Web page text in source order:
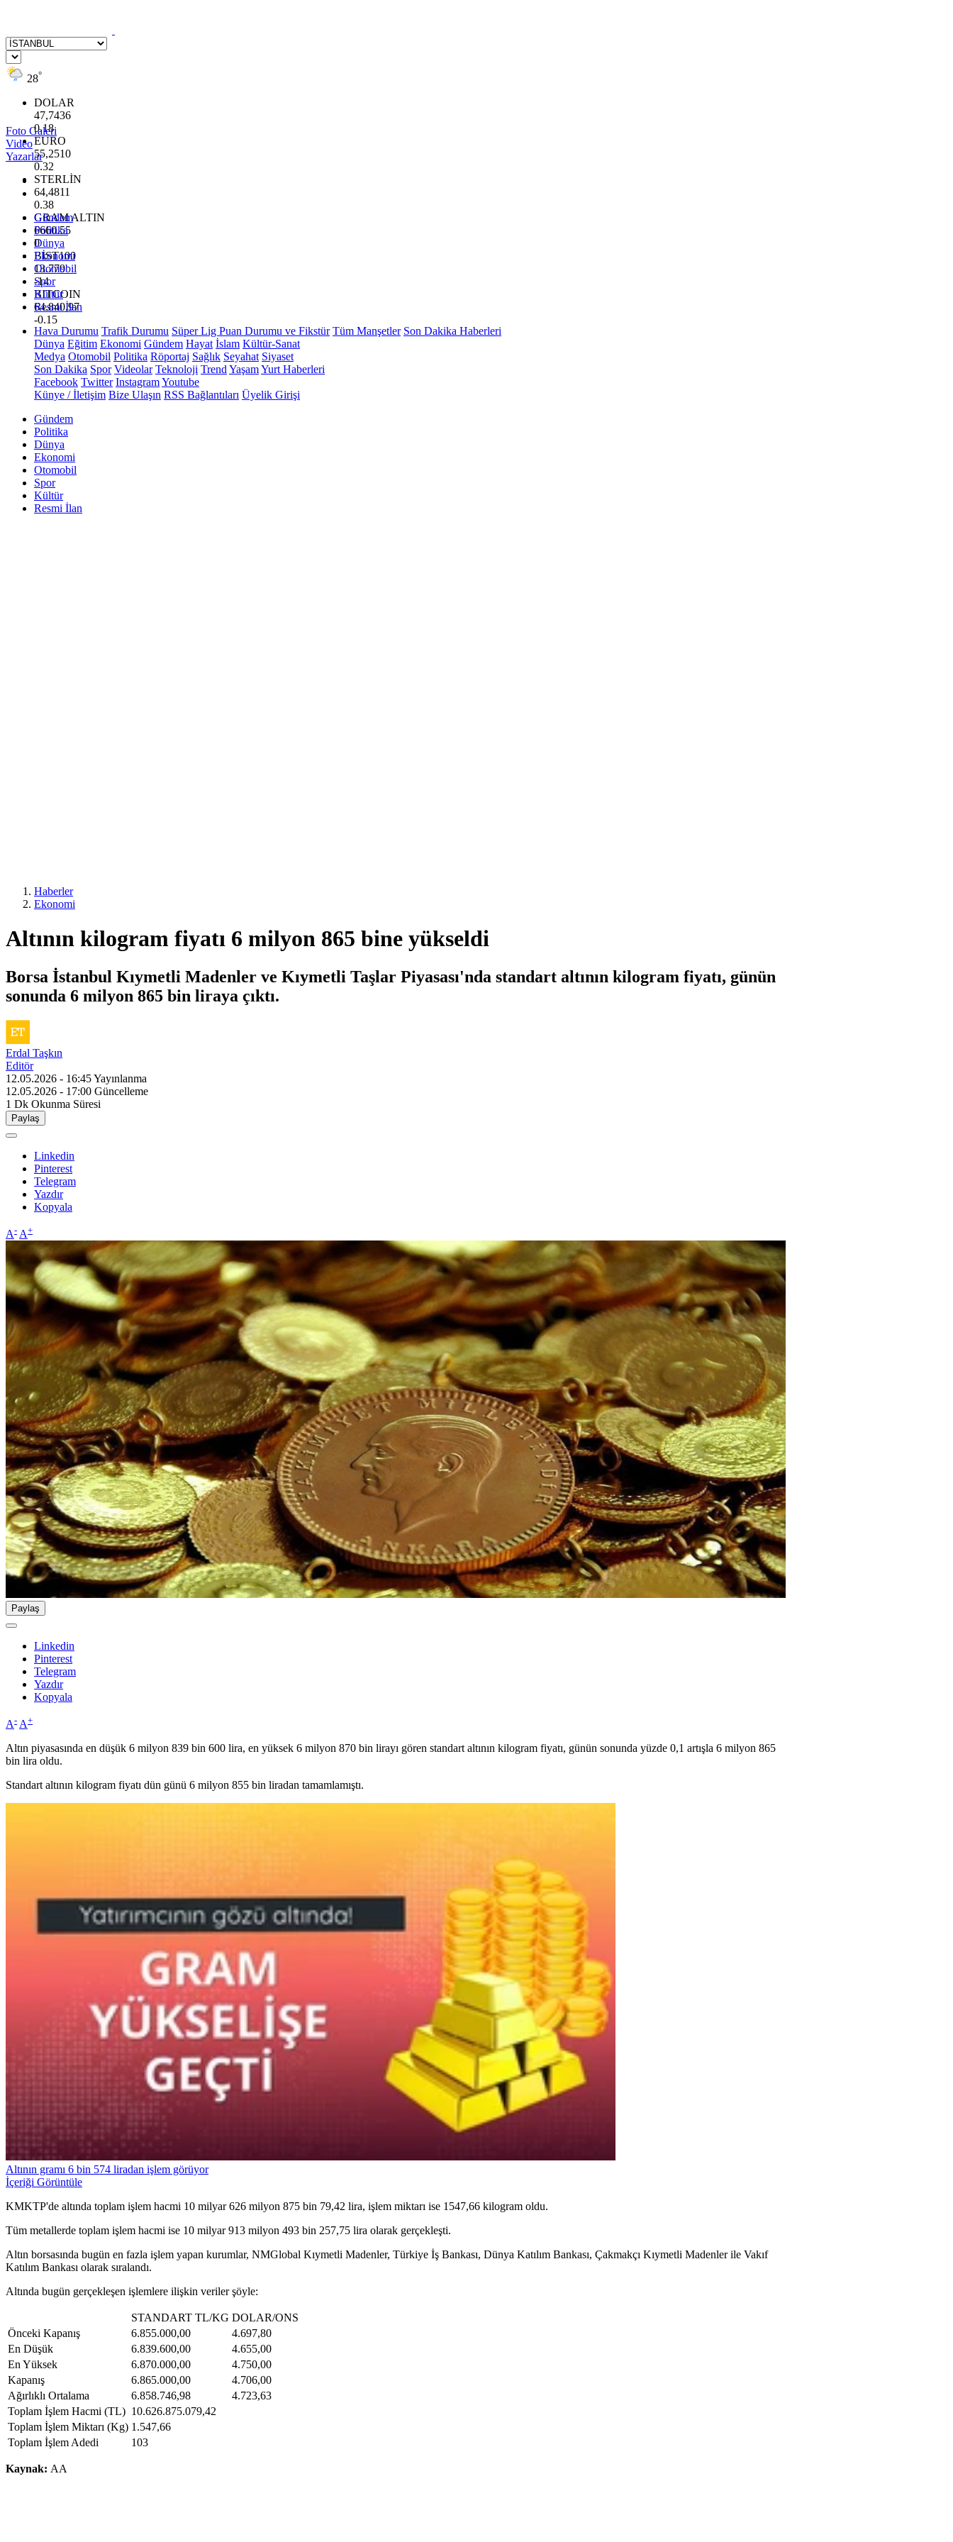
28°
DOLAR
47,7436
0.18
EURO
55,2510
0.32
STERLİN
64,4811
0.38
GRAM ALTIN
6660.55
0
BİST100
13.779
-14
BITCOIN
64.840,97
-0.15
Foto Galeri
Video
Yazarlar
Gündem
Politika
Dünya
Ekonomi
Otomobil
Spor
Kültür
Resmi İlan
Hava Durumu Trafik Durumu Süper Lig Puan Durumu ve Fikstür Tüm Manşetler Son Dakika Haberleri
Dünya Eğitim Ekonomi Gündem Hayat İslam Kültür-Sanat
Medya Otomobil Politika Röportaj Sağlık Seyahat Siyaset
Son Dakika Spor Videolar Teknoloji Trend YaşamYurt Haberleri
Facebook Twitter InstagramYoutube
Künye / İletişim Bize Ulaşın RSS Bağlantıları Üyelik Girişi
Gündem
Politika
Dünya
Ekonomi
Otomobil
Spor
Kültür
Resmi İlan
Haberler
Ekonomi
Altının kilogram fiyatı 6 milyon 865 bine yükseldi
Borsa İstanbul Kıymetli Madenler ve Kıymetli Taşlar Piyasası'nda standart altının kilogram fiyatı, günün
sonunda 6 milyon 865 bin liraya çıktı.
Erdal Taşkın
Editör
12.05.2026 - 16:45Yayınlanma
12.05.2026 - 17:00 Güncelleme
1 Dk Okunma Süresi
Paylaş
Linkedin
Pinterest
Telegram
Yazdır
Kopyala
A- A+
Paylaş
Linkedin
Pinterest
Telegram
Yazdır
Kopyala
A- A+
Altın piyasasında en düşük 6 milyon 839 bin 600 lira, en yüksek 6 milyon 870 bin lirayı gören standart altının kilogram fiyatı, günün sonunda yüzde 0,1 artışla 6 milyon 865
bin lira oldu.
Standart altının kilogram fiyatı dün günü 6 milyon 855 bin liradan tamamlamıştı.
Altının gramı 6 bin 574 liradan işlem görüyor
İçeriği Görüntüle
KMKTP'de altında toplam işlem hacmi 10 milyar 626 milyon 875 bin 79,42 lira, işlem miktarı ise 1547,66 kilogram oldu.
Tüm metallerde toplam işlem hacmi ise 10 milyar 913 milyon 493 bin 257,75 lira olarak gerçekleşti.
Altın borsasında bugün en fazla işlem yapan kurumlar, NMGlobal Kıymetli Madenler, Türkiye İş Bankası, Dünya Katılım Bankası, Çakmakçı Kıymetli Madenler ile Vakıf
Katılım Bankası olarak sıralandı.
Altında bugün gerçekleşen işlemlere ilişkin veriler şöyle:
STANDART TL/KG DOLAR/ONS
Önceki Kapanış
6.855.000,00
4.697,80
En Düşük
6.839.600,00
4.655,00
En Yüksek
6.870.000,00
4.750,00
Kapanış
6.865.000,00
4.706,00
Ağırlıklı Ortalama
6.858.746,98
4.723,63
Toplam İşlem Hacmi (TL) 10.626.875.079,42
Toplam İşlem Miktarı (Kg) 1.547,66
Toplam İşlem Adedi
103
Kaynak: AA